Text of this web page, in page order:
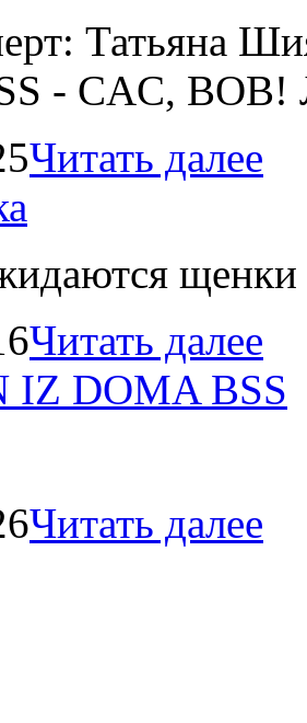
Татьяна
- CAC,
Читать далее
Читать далее
IZ DOMA BSS
Читать далее